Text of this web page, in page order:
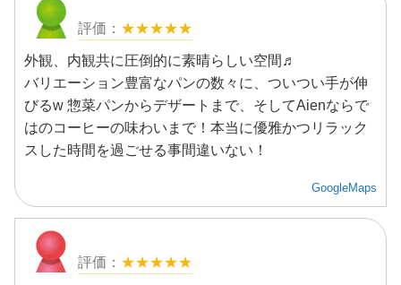
★★★★★
外観、内観共に圧倒的に素晴らしい空間♬
バリエーション豊富なパンの数々に、ついつい手が伸
びるw 惣菜パンからデザートまで、そしてAienならで
はのコーヒーの味わいまで！本当に優雅かつリラック
スした時間を過ごせる事間違いない！
GoogleMaps
★★★★★